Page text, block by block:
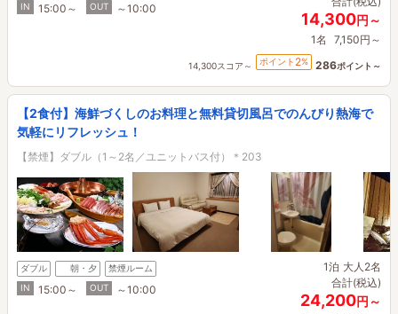
IN
15:00～ OUT ～10:00
14,300円～
1名 7,150円～
14,300スコア～ ポイント 2% 286ポイント～
【2食付】海鮮づくしのお料理と無料貸切風呂でのんびり熱海で
気軽にリフレッシュ！
【禁煙】ダブル（1～2名／ユニットバス付）＊203
ダブル 朝・夕
禁煙ルーム
IN
15:00～ OUT ～10:00
1泊 大人2名
合計(税込)
24,200円～